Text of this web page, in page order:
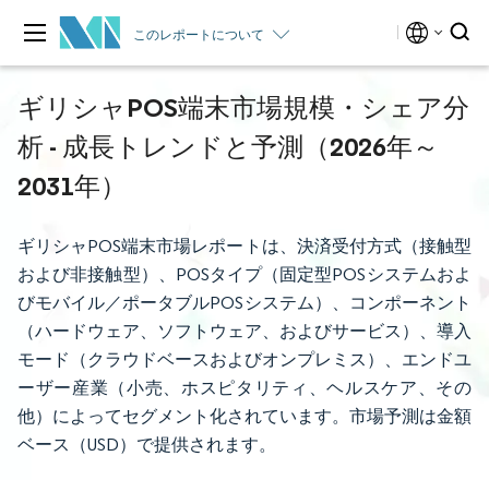
このレポートについて
ギリシャPOS端末市場規模・シェア分
析 - 成長トレンドと予測（2026年～
2031年）
ギリシャPOS端末市場レポートは、決済受付方式（接触型
および非接触型）、POSタイプ（固定型POSシステムおよ
びモバイル／ポータブルPOSシステム）、コンポーネント
（ハードウェア、ソフトウェア、およびサービス）、導入
モード（クラウドベースおよびオンプレミス）、エンドユ
ーザー産業（小売、ホスピタリティ、ヘルスケア、その
他）によってセグメント化されています。市場予測は金額
ベース（USD）で提供されます。